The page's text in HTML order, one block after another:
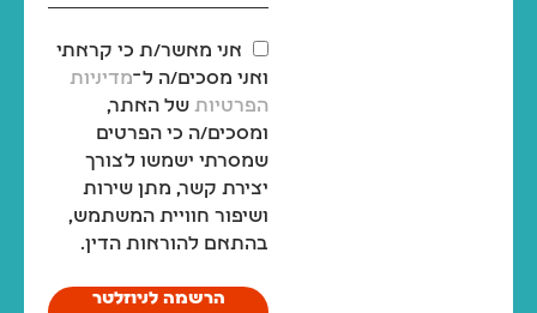
אני מאשר/ת כי קראתי
ואני מסכים/ה ל־מדיניות
הפרטיות של האתר,
ומסכים/ה כי הפרטים
שמסרתי ישמשו לצורך
יצירת קשר, מתן שירות
ושיפור חוויית המשתמש,
בהתאם להוראות הדין.
הרשמה לניוזלטר